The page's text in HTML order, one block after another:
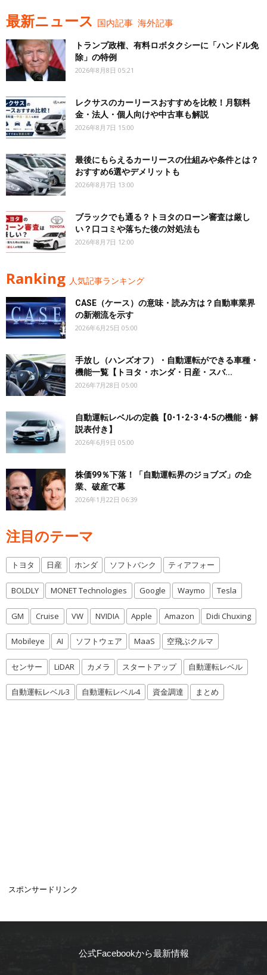
最新ニュース 国内記事 海外記事
トランプ政権、有料ロボタクシーに「ハンドル免
除」の特例
2026年8月8日 05:21
レクサスのカーリースおすすめを比較！月額料
金・法人・個人向けや中古車も解説
2026年8月7日 15:00
最後にもらえるカーリースの仕組みや条件とは？
おすすめ6選やデメリットも
2026年8月7日 13:00
ブラックでも通る？トヨタのローン審査は厳し
い？口コミや落ちた後の対処法も
2026年8月7日 12:00
Ranking 人気記事ランキング
CASE（ケース）の意味・読み方は？自動車業界
の新潮流を示す
2026年6月25日 05:00
手放し（ハンズオフ）・自動運転ができる車種・
機能一覧【トヨタ・ホンダ・日産・スバ...
2026年7月28日 05:00
自動運転レベルの定義【0･1･2･3･4･5の機能・解
説表付き】
2026年6月9日 05:00
株価99％下落！「自動運転界のジョブズ」の企
業、破産で幕
2026年1月22日 06:39
注目のテーマ
トヨタ 日産 ホンダ ソフトバンク ティアフォー
BOLDLY MONET Technologies Google Waymo Tesla
GM Cruise VW NVIDIA Apple Amazon Didi Chuxing
Mobileye AI ソフトウェア MaaS 空飛ぶクルマ
センサー LiDAR カメラ スタートアップ 自動運転レベル
自動運転レベル3 自動運転レベル4 資金調達 まとめ
スポンサードリンク
公式Facebookから最新情報